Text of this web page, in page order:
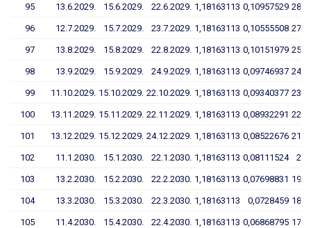
95 13.6.2029. 15.6.2029. 22.6.2029. 1,18163113 0,10957529
96 12.7.2029. 15.7.2029. 23.7.2029. 1,18163113 0,10555508
97 13.8.2029. 15.8.2029. 22.8.2029. 1,18163113 0,10151979
98 13.9.2029. 15.9.2029. 24.9.2029. 1,18163113 0,09746937
99 11.10.2029. 15.10.2029. 22.10.2029. 1,18163113 0,09340377
100 13.11.2029. 15.11.2029. 22.11.2029. 1,18163113 0,08932291
101 13.12.2029. 15.12.2029. 24.12.2029. 1,18163113 0,08522676
102 11.1.2030. 15.1.2030. 22.1.2030. 1,18163113 0,08111524
103 13.2.2030. 15.2.2030. 22.2.2030. 1,18163113 0,07698831
104 13.3.2030. 15.3.2030. 22.3.2030. 1,18163113 0,0728459
105 11.4.2030. 15.4.2030. 22.4.2030. 1,18163113 0,06868795